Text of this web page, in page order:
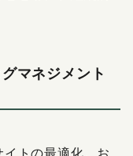
マネジメント
トの最適化、お